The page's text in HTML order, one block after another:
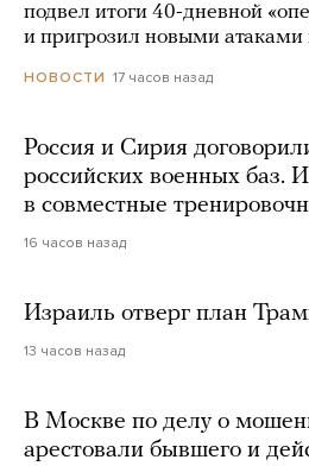
подвел итоги 40-дневной
и пригрозил новыми атаками
НОВОСТИ 17 часов назад
Россия и Сирия
российских военных баз.
в совместные
16 часов назад
Израиль отверг план
13 часов назад
В Москве по делу о
арестовали бывшего и